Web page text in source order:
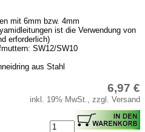
mit 6mm bzw. 4mm
ist die Verwendung von
erforderlich)
SW12/SW10
aus Stahl
6,97 €
inkl. 19% MwSt., zzgl. Versand